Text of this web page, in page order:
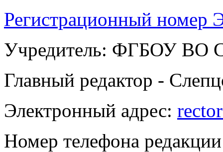
Регистрационный
Учредитель: ФГБОУ ВО
Главный редактор -
Электронный адрес:
Номер телефона